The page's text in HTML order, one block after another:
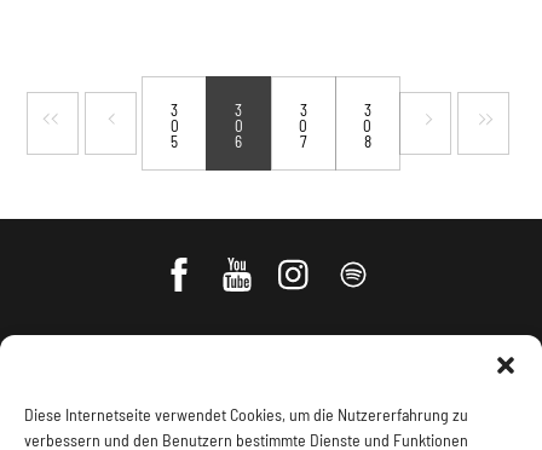
Diese Internetseite verwendet Cookies, um die Nutzererfahrung zu
verbessern und den Benutzern bestimmte Dienste und Funktionen
3
0
5
3
0
6
3
0
7
3
0
8